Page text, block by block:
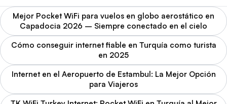
Mejor Pocket WiFi para vuelos en globo aerostático en
Capadocia 2026 – Siempre conectado en el cielo
Cómo conseguir internet fiable en Turquía como turista
en 2025
Internet en el Aeropuerto de Estambul: La Mejor Opción
para Viajeros